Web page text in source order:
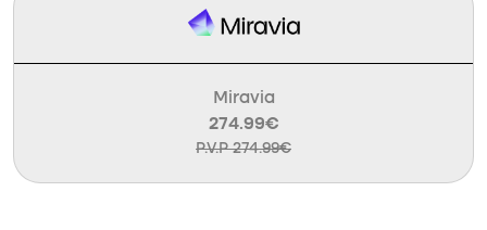
Miravia
274.99€
P.V.P 274.99€